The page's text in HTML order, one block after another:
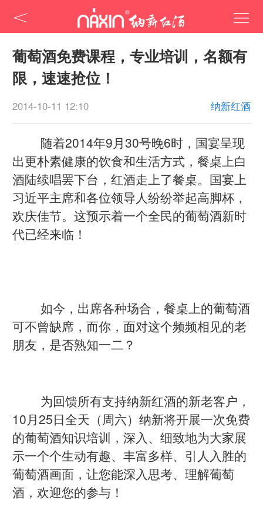
葡萄酒免费课程，专业培训，名额有
限，速速抢位！
纳新红酒
2014-10-11 12:10
随着2014年9月30号晚6时，国宴呈现
出更朴素健康的饮食和生活方式，餐桌上白
酒陆续唱罢下台，红酒走上了餐桌。国宴上
习近平主席和各位领导人纷纷举起高脚杯，
欢庆佳节。这预示着一个全民的葡萄酒新时
代已经来临！
如今，出席各种场合，餐桌上的葡萄酒
可不曾缺席，而你，面对这个频频相见的老
朋友，是否熟知一二？
为回馈所有支持纳新红酒的新老客户，
10月25日全天（周六）纳新将开展一次免费
的葡萄酒知识培训，深入、细致地为大家展
示一个个生动有趣、丰富多样、引人入胜的
葡萄酒画面，让您能深入思考、理解葡萄
酒，欢迎您的参与！